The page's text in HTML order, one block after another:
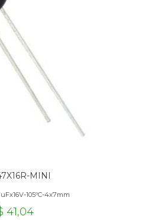
MINI
105ºC-4x7mm
41,04